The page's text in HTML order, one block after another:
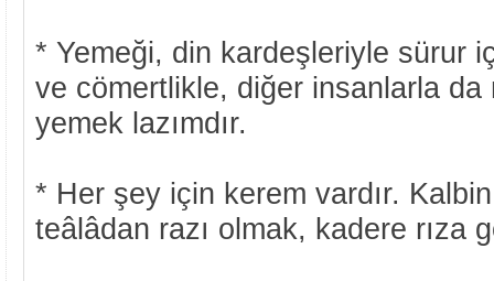
* Yemeği, din kardeşleriyle sürur
ve cömertlikle, diğer insanlarla da
yemek lazımdır.
* Her şey için kerem vardır.
teâlâdan razı olmak, kadere rıza